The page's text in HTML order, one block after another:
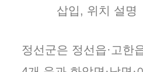
삽입, 위치 설명
정선군은 정선읍·고한